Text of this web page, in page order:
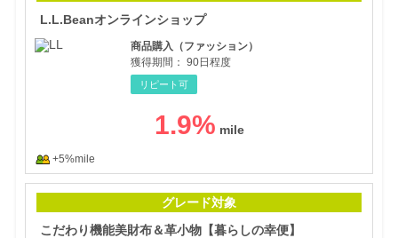
L.L.Beanオンラインショップ
商品購入（ファッション）
獲得期間： 90日程度
リピート可
1.9%
+5%mile
グレード対象
こだわり機能美財布＆革小物【暮らしの幸便】